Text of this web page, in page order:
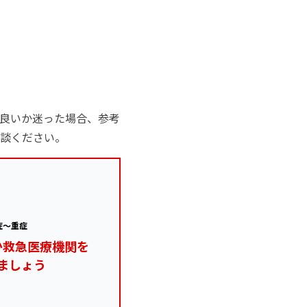
いか迷った場合、参考
ください。
～重症
急医療機関を
しょう